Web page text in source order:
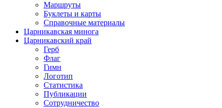
Маршруты
Буклеты и карты
Справочные материалы
Царникавская минога
Царникавский край
Герб
Флаг
Гимн
Логотип
Статистика
Публикации
Сотрудничество